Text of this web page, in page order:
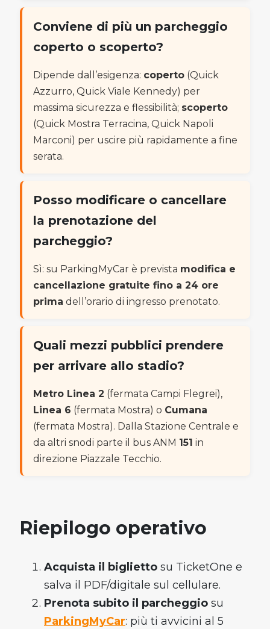
Conviene di più un parcheggio
coperto o scoperto?
Dipende dall’esigenza: coperto (Quick
Azzurro, Quick Viale Kennedy) per
massima sicurezza e flessibilità; scoperto
(Quick Mostra Terracina, Quick Napoli
Marconi) per uscire più rapidamente a fine
serata.
Posso modificare o cancellare
la prenotazione del
parcheggio?
Sì: su ParkingMyCar è prevista modifica e
cancellazione gratuite fino a 24 ore
prima dell’orario di ingresso prenotato.
Quali mezzi pubblici prendere
per arrivare allo stadio?
Metro Linea 2 (fermata Campi Flegrei),
Linea 6 (fermata Mostra) o Cumana
(fermata Mostra). Dalla Stazione Centrale e
da altri snodi parte il bus ANM 151 in
direzione Piazzale Tecchio.
Riepilogo operativo
Acquista il biglietto su TicketOne e
salva il PDF/digitale sul cellulare.
Prenota subito il parcheggio su
ParkingMyCar: più ti avvicini al 5